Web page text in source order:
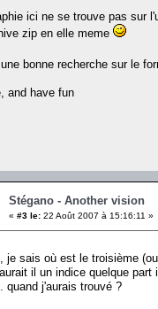
ici ne se trouve pas sur
zip en elle meme
bonne recherche sur le
and have fun
Stégano - Another vision
« #3 le: 22 Août 2007 à 15:16:11 »
je sais où est le troisième
il un indice quelque
quand j'aurais trouvé ?